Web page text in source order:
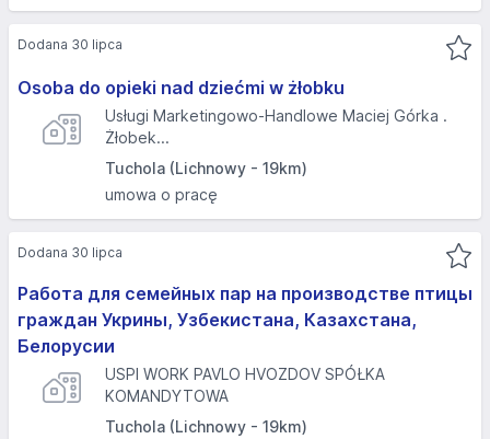
Osoba do opieki nad dziećmi w żłobku
Usługi Marketingowo-Handlowe Maciej Górka .
Żłobek...
Tuchola (Lichnowy - 19km)
umowa o pracę
Dodana 30 lipca
Работа для семейных пар на производстве птицы
граждан Укрины, Узбекистана, Казахстана,
Белорусии
USPI WORK PAVLO HVOZDOV SPÓŁKA
KOMANDYTOWA
Tuchola (Lichnowy - 19km)
Dodana 30 lipca